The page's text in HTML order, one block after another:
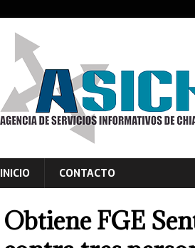
INICIO CONTACTO
Obtiene FGE